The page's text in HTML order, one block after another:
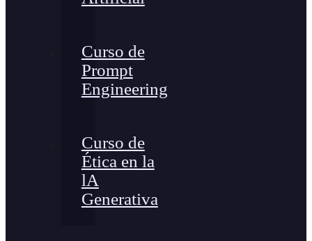
Curso de
Prompt
Engineering
Curso de
Ética en la
lA
Generativa